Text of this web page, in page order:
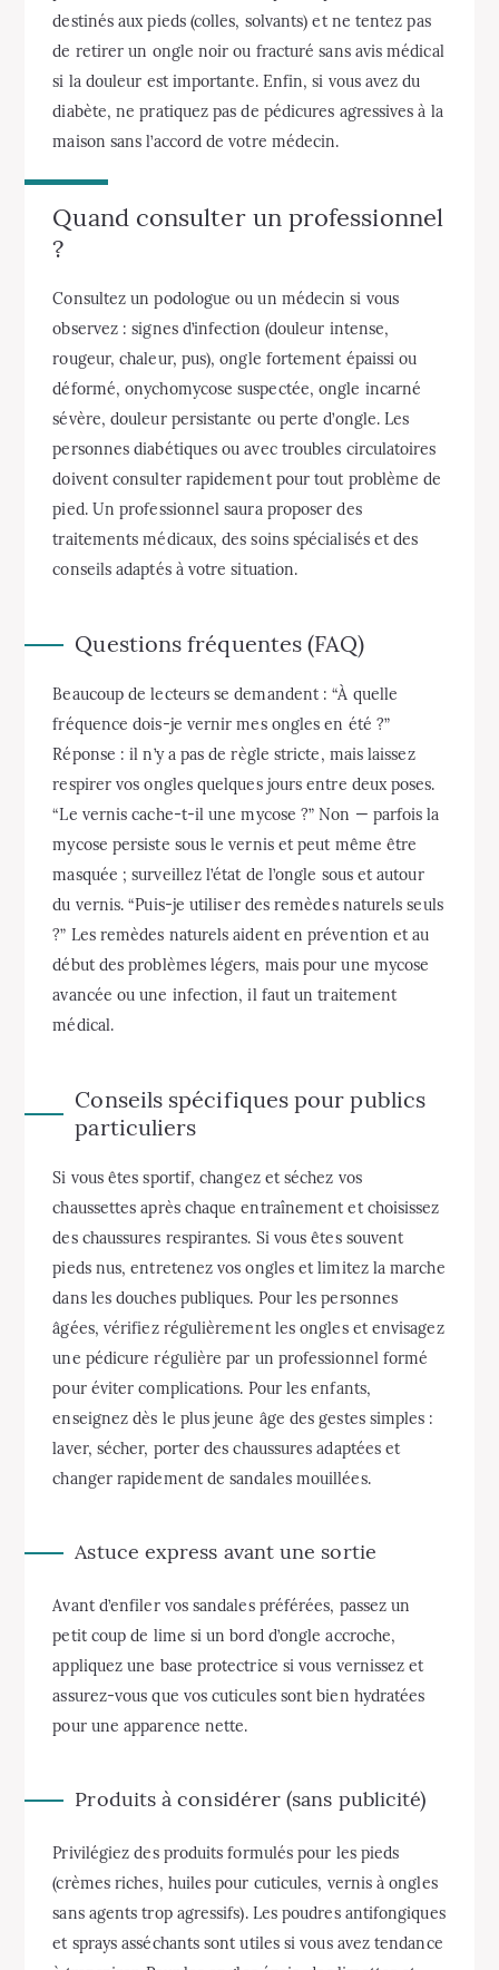
destinés aux pieds (colles, solvants) et ne tentez pas
de retirer un ongle noir ou fracturé sans avis médical
si la douleur est importante. Enfin, si vous avez du
diabète, ne pratiquez pas de pédicures agressives à la
maison sans l’accord de votre médecin.
Quand consulter un professionnel
?
Consultez un podologue ou un médecin si vous
observez : signes d’infection (douleur intense,
rougeur, chaleur, pus), ongle fortement épaissi ou
déformé, onychomycose suspectée, ongle incarné
sévère, douleur persistante ou perte d’ongle. Les
personnes diabétiques ou avec troubles circulatoires
doivent consulter rapidement pour tout problème de
pied. Un professionnel saura proposer des
traitements médicaux, des soins spécialisés et des
conseils adaptés à votre situation.
Questions fréquentes (FAQ)
Beaucoup de lecteurs se demandent : “À quelle
fréquence dois-je vernir mes ongles en été ?”
Réponse : il n’y a pas de règle stricte, mais laissez
respirer vos ongles quelques jours entre deux poses.
“Le vernis cache-t-il une mycose ?” Non — parfois la
mycose persiste sous le vernis et peut même être
masquée ; surveillez l’état de l’ongle sous et autour
du vernis. “Puis-je utiliser des remèdes naturels seuls
?” Les remèdes naturels aident en prévention et au
début des problèmes légers, mais pour une mycose
avancée ou une infection, il faut un traitement
médical.
Conseils spécifiques pour publics
particuliers
Si vous êtes sportif, changez et séchez vos
chaussettes après chaque entraînement et choisissez
des chaussures respirantes. Si vous êtes souvent
pieds nus, entretenez vos ongles et limitez la marche
dans les douches publiques. Pour les personnes
âgées, vérifiez régulièrement les ongles et envisagez
une pédicure régulière par un professionnel formé
pour éviter complications. Pour les enfants,
enseignez dès le plus jeune âge des gestes simples :
laver, sécher, porter des chaussures adaptées et
changer rapidement de sandales mouillées.
Astuce express avant une sortie
Avant d’enfiler vos sandales préférées, passez un
petit coup de lime si un bord d’ongle accroche,
appliquez une base protectrice si vous vernissez et
assurez-vous que vos cuticules sont bien hydratées
pour une apparence nette.
Produits à considérer (sans publicité)
Privilégiez des produits formulés pour les pieds
(crèmes riches, huiles pour cuticules, vernis à ongles
sans agents trop agressifs). Les poudres antifongiques
et sprays asséchants sont utiles si vous avez tendance